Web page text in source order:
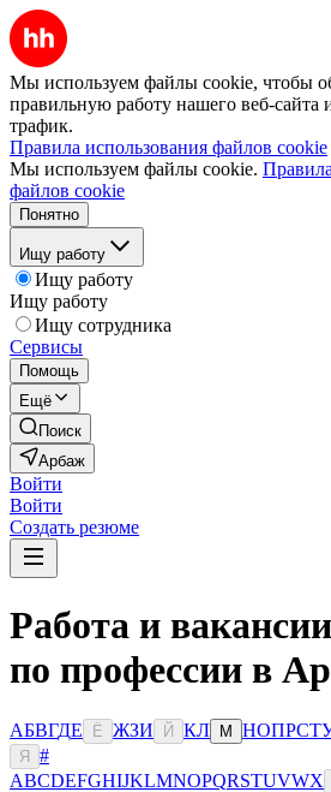
Мы используем файлы cookie, чтобы
правильную работу нашего веб-сайта
трафик.
Правила использования файлов cookie
Мы используем файлы cookie.
файлов cookie
Понятно
Ищу работу
Ищу работу
Ищу работу
Ищу сотрудника
Сервисы
Помощь
Ещё
Поиск
Арбаж
Войти
Войти
Создать резюме
Работа и вакансии
по профессии в
АБВГДЕ Ё ЖЗИ Й КЛ М НОПРСТ
Я
#
ABCDEFGHIJKLMNOPQRSTUVWX